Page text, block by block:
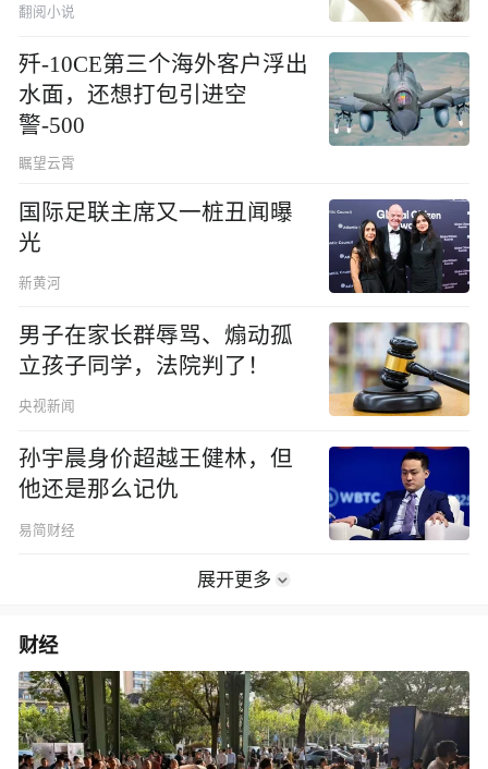
翻阅小说
歼-10CE第三个海外客户浮出
水面，还想打包引进空
警-500
瞩望云霄
国际足联主席又一桩丑闻曝
光
新黄河
男子在家长群辱骂、煽动孤
立孩子同学，法院判了！
央视新闻
孙宇晨身价超越王健林，但
他还是那么记仇
易简财经
展开更多
财经